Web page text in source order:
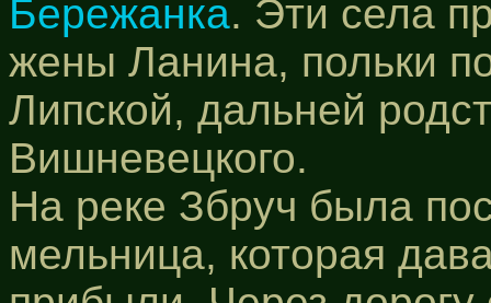
Бережанка. Эти села
жены Ланина, польки
Липской, дальней
Вишневецкого.
На реке Збруч была
мельница, которая